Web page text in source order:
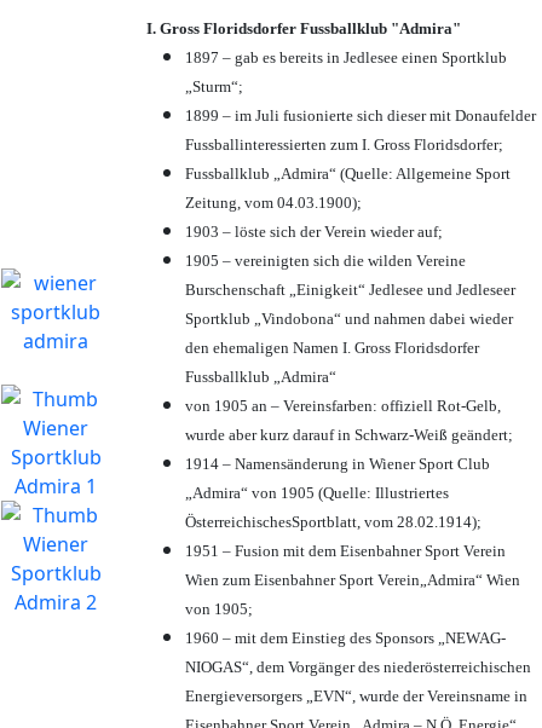
I. Gross Floridsdorfer Fussballklub "Admira"
1897 – gab es bereits in Jedlesee einen Sportklub
„Sturm“;
1899 – im Juli fusionierte sich dieser mit Donaufelder
Fussballinteressierten zum I. Gross Floridsdorfer;
Fussballklub „Admira“ (Quelle: Allgemeine Sport
Zeitung, vom 04.03.1900);
1903 – löste sich der Verein wieder auf;
1905 – vereinigten sich die wilden Vereine
Burschenschaft „Einigkeit“ Jedlesee und Jedleseer
Sportklub „Vindobona“ und nahmen dabei wieder
den ehemaligen Namen I. Gross Floridsdorfer
Fussballklub „Admira“
von 1905 an – Vereinsfarben: offiziell Rot-Gelb,
wurde aber kurz darauf in Schwarz-Weiß geändert;
1914 – Namensänderung in Wiener Sport Club
„Admira“ von 1905 (Quelle: Illustriertes
ÖsterreichischesSportblatt, vom 28.02.1914);
1951 – Fusion mit dem Eisenbahner Sport Verein
Wien zum Eisenbahner Sport Verein„Admira“ Wien
von 1905;
1960 – mit dem Einstieg des Sponsors „NEWAG-
NIOGAS“, dem Vorgänger des niederösterreichischen
Energieversorgers „EVN“, wurde der Vereinsname in